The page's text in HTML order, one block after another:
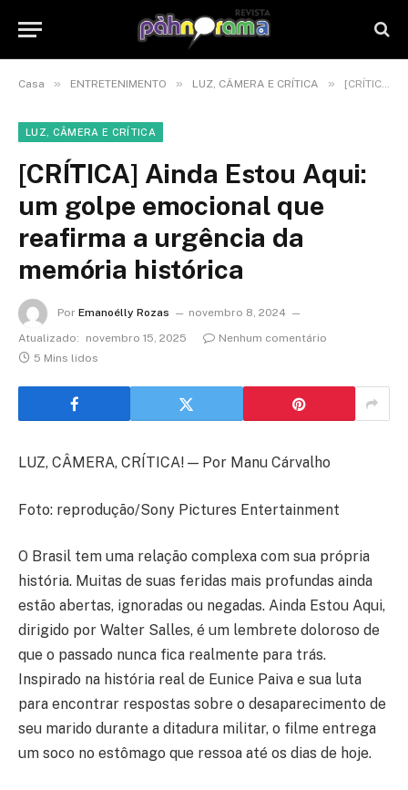
Casa » ENTRETENIMENTO » LUZ, CÂMERA E CRÍTICA » [CRÍTICA] Ainda Estou Aqui: um golpe emocional que reafirma a urgência da memória histórica
LUZ, CÂMERA E CRÍTICA
[CRÍTICA] Ainda Estou Aqui:
um golpe emocional que
reafirma a urgência da
memória histórica
Por Emanoélly Rozas
novembro 8, 2024
Atualizado:
novembro 15, 2025
Nenhum comentário
5 Mins lidos
LUZ, CÂMERA, CRÍTICA! — Por Manu Cárvalho
Foto: reprodução/Sony Pictures Entertainment
O Brasil tem uma relação complexa com sua própria
história. Muitas de suas feridas mais profundas ainda
estão abertas, ignoradas ou negadas. Ainda Estou Aqui,
dirigido por Walter Salles, é um lembrete doloroso de
que o passado nunca fica realmente para trás.
Inspirado na história real de Eunice Paiva e sua luta
para encontrar respostas sobre o desaparecimento de
seu marido durante a ditadura militar, o filme entrega
um soco no estômago que ressoa até os dias de hoje.